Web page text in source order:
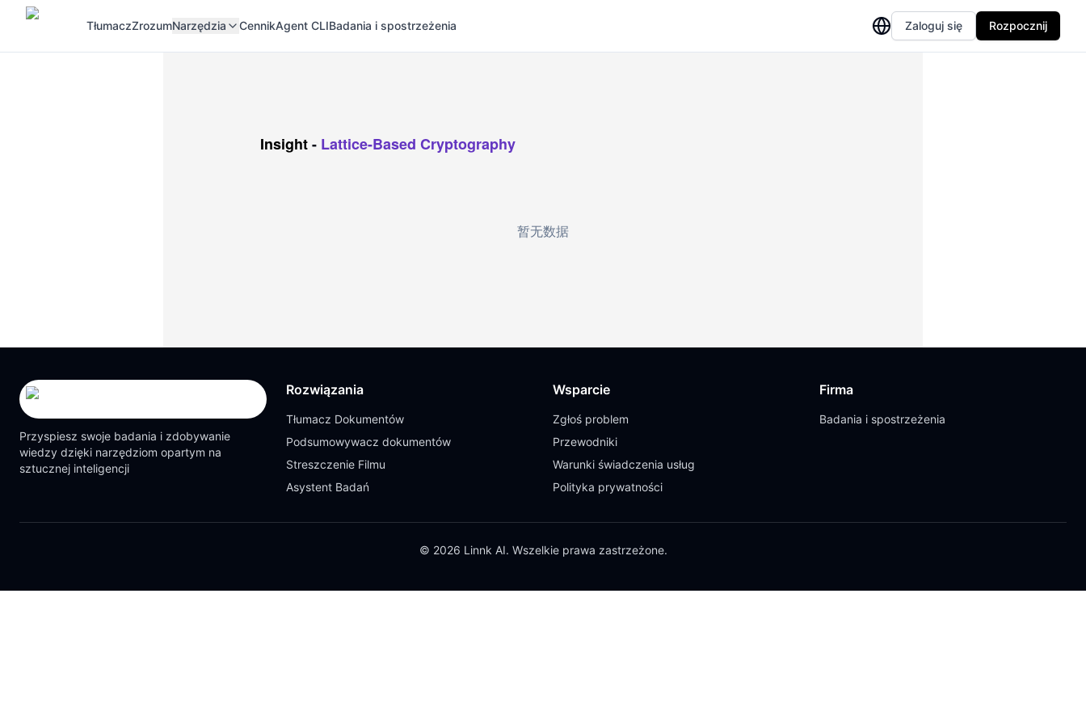
TłumaczZrozumNarzędzia CennikAgent CLIBadania i spostrzeżenia Zaloguj się Rozpocznij
Insight- Lattice-Based Cryptography
暂无数据
Przyspiesz swoje badania i zdobywanie
wiedzy dzięki narzędziom opartym na
sztucznej inteligencji
Rozwiązania
Tłumacz Dokumentów
Podsumowywacz dokumentów
Streszczenie Filmu
Asystent Badań
Wsparcie
Zgłoś problem
Przewodniki
Warunki świadczenia usług
Polityka prywatności
Firma
Badania i spostrzeżenia
© 2026 Linnk AI. Wszelkie prawa zastrzeżone.